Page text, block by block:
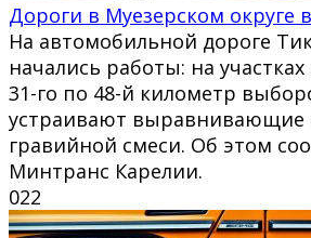
Дороги в Муезерском округе
На автомобильной дороге
начались работы: на участках
31-го по 48-й километр
устраивают выравнивающие
гравийной смеси. Об этом
Минтранс Карелии.
022